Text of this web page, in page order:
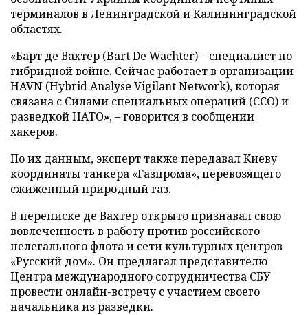
терминалов в Ленинградской и Калининградской
областях.
«Барт де Вахтер (Bart De Wachter) – специалист по
гибридной войне. Сейчас работает в организации
HAVN (Hybrid Analyse Vigilant Network), которая
связана с Силами специальных операций (ССО) и
разведкой НАТО», – говорится в сообщении
хакеров.
По их данным, эксперт также передавал Киеву
координаты танкера «Газпрома», перевозящего
сжиженный природный газ.
В переписке де Вахтер открыто признавал свою
вовлеченность в работу против российского
нелегального флота и сети культурных центров
«Русский дом». Он предлагал представителю
Центра международного сотрудничества СБУ
провести онлайн-встречу с участием своего
начальника из разведки.